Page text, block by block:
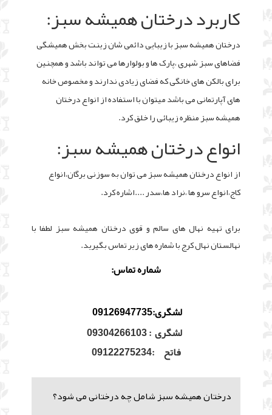
کاربرد درختان همیشه سبز:
درختان همیشه سبز با زیبایی دائمی شان زینت بخش همیشگی
فضاهای سبز شهری ،پارک ها و بولوارها می تواند باشد و همچنین
برای بالکن های خانگی که فضای زیادی ندارند و مخصوص خانه
های آپارتمانی می باشد میتوان با استفاده از انواع درختان
همیشه سبز منظره زیبائی را خلق کرد.
انواع درختان همیشه سبز:
از انواع درختان همیشه سبز می توان به سوزنی برگان،انواع
کاج،انواع سرو ها ،نراد ها،سدر ....اشاره کرد.
برای تهیه نهال های سالم و قوی درختان همیشه سبز لطفا با
نهالستان نهال کرج با شماره های زیر تماس بگیرید.
شماره تماس:
لشگری:09126947735
لشگری : 09304266103
فاتح :09122275234
درختان همیشه سبز شامل چه درختانی می شود؟